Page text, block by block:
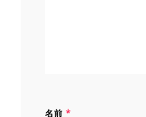
名前 *